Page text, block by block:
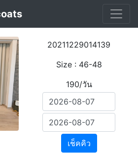
20211229014139
Size : 46-48
190/วัน
เช็คคิว